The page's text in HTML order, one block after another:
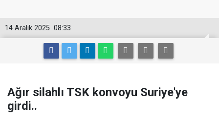
08:33
14 Aralık 2025
Ağır silahlı TSK konvoyu Suriye'ye
girdi..